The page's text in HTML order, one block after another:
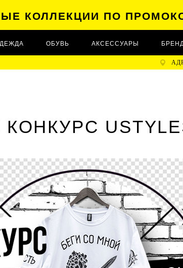
КОЛЛЕКЦИИ ПО
ОБУВЬ АКСЕССУАРЫ